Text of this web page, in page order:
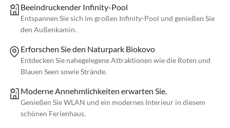
Beeindruckender Infinity-Pool
Entspannen Sie sich im großen Infinity-Pool und genießen Sie
den Außenkamin.
Erforschen Sie den Naturpark Biokovo
Entdecken Sie nahegelegene Attraktionen wie die Roten und
Blauen Seen sowie Strände.
Moderne Annehmlichkeiten erwarten Sie.
Genießen Sie WLAN und ein modernes Interieur in diesem
schönen Ferienhaus.